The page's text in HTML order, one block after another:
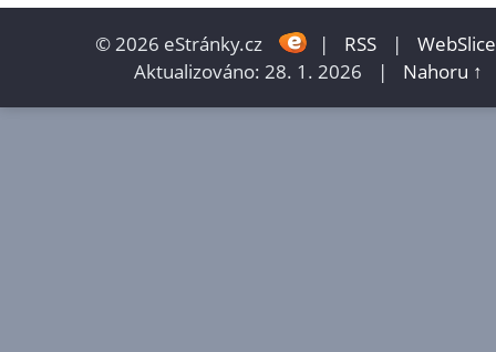
© 2026 eStránky.cz | RSS |
WebSlice
Aktualizováno: 28. 1. 2026
| Nahoru ↑